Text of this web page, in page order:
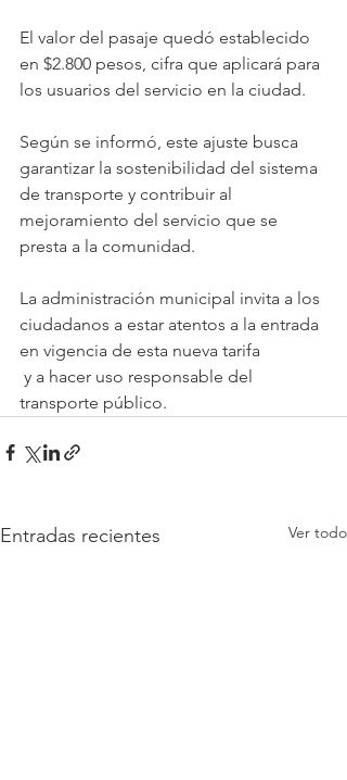
El valor del pasaje quedó establecido
en $2.800 pesos, cifra que aplicará para
los usuarios del servicio en la ciudad.
Según se informó, este ajuste busca
garantizar la sostenibilidad del sistema
de transporte y contribuir al
mejoramiento del servicio que se
presta a la comunidad.
La administración municipal invita a los
ciudadanos a estar atentos a la entrada
en vigencia de esta nueva tarifa
transporte público.
Entradas recientes Ver todo